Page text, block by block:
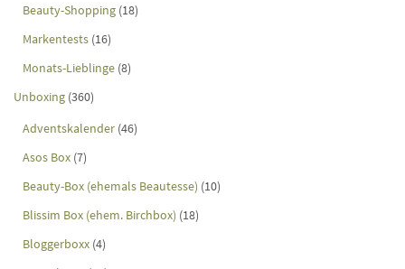
Beauty-Shopping (18)
Markentests (16)
Monats-Lieblinge (8)
Unboxing (360)
Adventskalender (46)
Asos Box (7)
Beauty-Box (ehemals Beautesse) (10)
Blissim Box (ehem. Birchbox) (18)
Bloggerboxx (4)